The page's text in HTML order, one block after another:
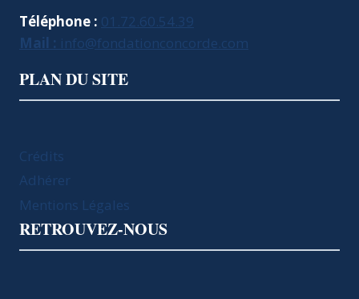
Téléphone : 01.72.60.54.39
Mail : info@fondationconcorde.com
PLAN DU SITE
Crédits
Adhérer
Mentions Légales
RETROUVEZ-NOUS